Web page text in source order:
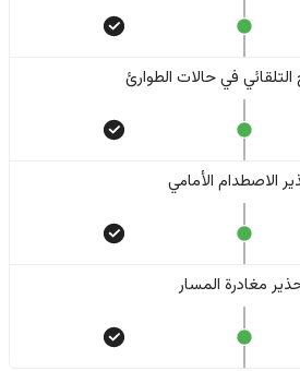
التلقائي في حالات الطوارئ
الاصطدام الأمامي
مغادرة المسار